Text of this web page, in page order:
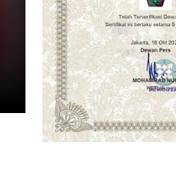
13 jam yang lalu
Hilangnya